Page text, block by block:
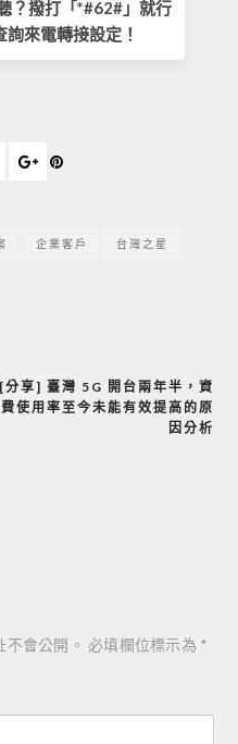
？撥打「*#62#」就行
詢來電轉接設定！
企業客戶 台灣之星
[分享] 臺灣 5G 開台兩年半，資
費使用率至今未能有效提高的原
因分析
會公開。 必填欄位標示為 *